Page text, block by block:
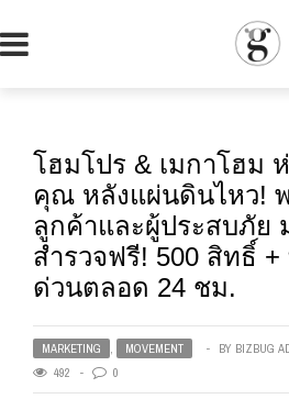
โฮมโปร & เมกาโฮม
คุณ หลังแผ่นดินไหว!
ลูกค้าและผู้ประสบภัย
สำรวจฟรี! 500 สิทธิ์ +
ด่วนตลอด 24 ชม.
MARKETING , MOVEMENT BY BIZBUG
492
0